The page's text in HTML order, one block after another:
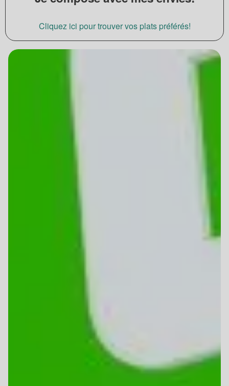
Cliquez ici pour trouver vos plats préférés!